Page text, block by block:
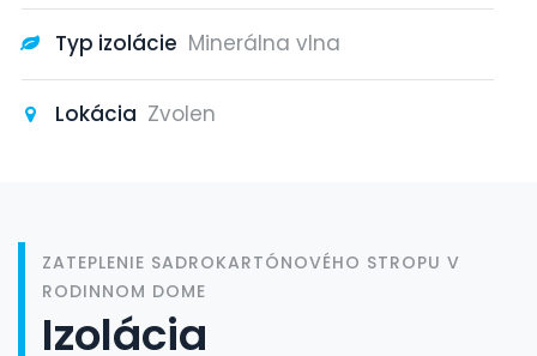
Typ izolácie Minerálna vlna
Lokácia Zvolen
ZATEPLENIE SADROKARTÓNOVÉHO STROPU V
RODINNOM DOME
Izolácia